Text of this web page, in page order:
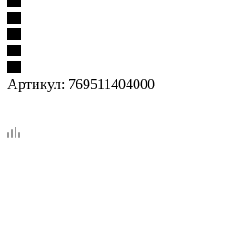
Артикул: 769511404000